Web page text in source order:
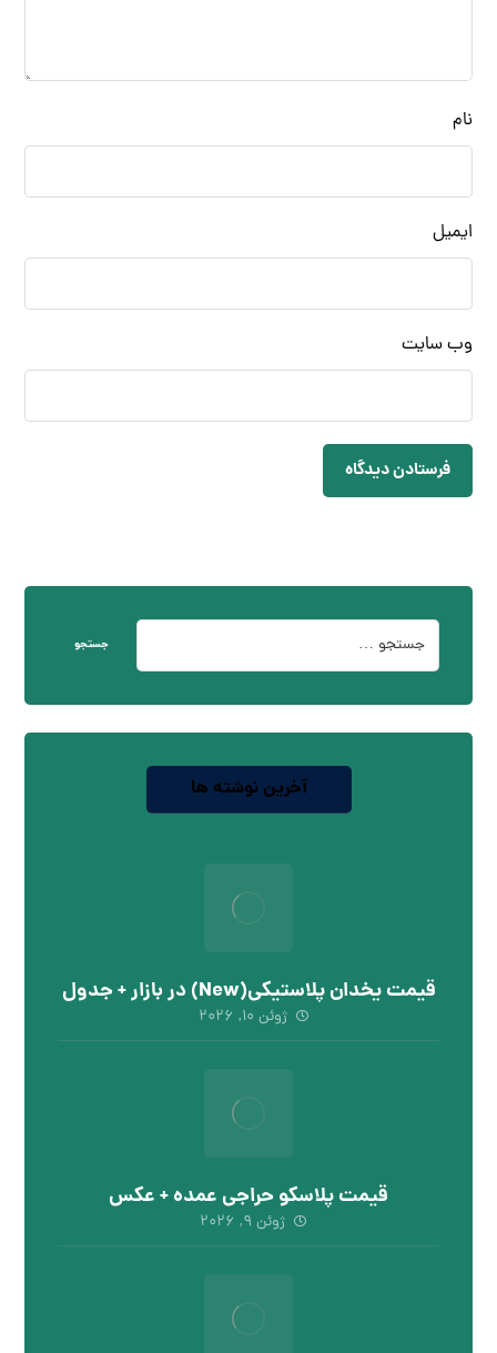
نام
ایمیل
وب‌ سایت
فرستادن دیدگاه
جستجو
آخرین نوشته ها
قیمت یخدان پلاستیکی(New) در بازار + جدول
ژوئن ۱۰, ۲۰۲۶
قیمت پلاسکو حراجی عمده + عکس
ژوئن ۹, ۲۰۲۶